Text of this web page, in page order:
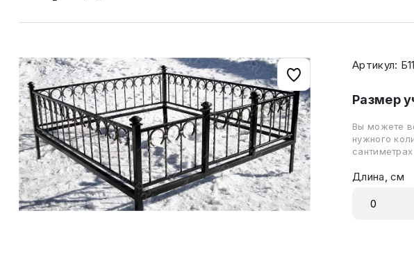
Артикул:
Размер
Вы можете
нужного
Длина, см